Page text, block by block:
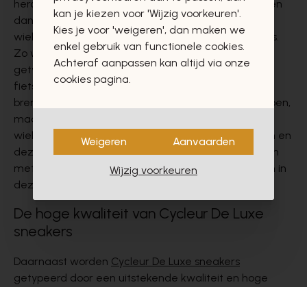
heropleven in de mode. De creatieve collecties zitten
dan ook vol verwijzingen naar de boeiende
wielergeschiedenis die ons kleine Belgenlandje rijk is.
Zo wordenCycleur De Luxe sneakersbovenaan
getypeerd door de herkenbare vorm van een
fietsschoen van de jaren ’50. Maar Cycleur De Luxe
brengt niet alleen een ode aan de Flandriens van toen,
maar zet ook iedereen aan om de passie voor de
wielersport als een levensvisie te gaan beschouwen en
deze elke dag uit te dragen. Zowel dames als heren
met een passie voor wielrennen, vinden vast hun zin in
deze collecties.
De hoge kwaliteit van Cycleur De Luxe
sneakers
Daarnaast worden Cycleur De Luxe sneakers
getypeerd door een uitstekende kwaliteit en hoge
kan je kiezen voor 'Wijzig voorkeuren'.
Kies je voor 'weigeren', dan maken we
enkel gebruik van functionele cookies.
Achteraf aanpassen kan altijd via onze
cookies pagina.
Weigeren Aanvaarden
Wijzig voorkeuren